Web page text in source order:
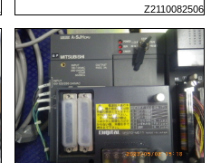
Z2110082506